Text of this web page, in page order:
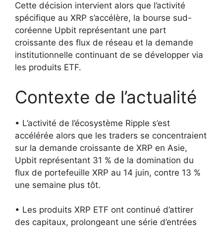
Cette décision intervient alors que l’activité
spécifique au XRP s’accélère, la bourse sud-
coréenne Upbit représentant une part
croissante des flux de réseau et la demande
institutionnelle continuant de se développer via
les produits ETF.
Contexte de l’actualité
• L’activité de l’écosystème Ripple s’est
accélérée alors que les traders se concentraient
sur la demande croissante de XRP en Asie,
Upbit représentant 31 % de la domination du
flux de portefeuille XRP au 14 juin, contre 13 %
une semaine plus tôt.
• Les produits XRP ETF ont continué d’attirer
des capitaux, prolongeant une série d’entrées